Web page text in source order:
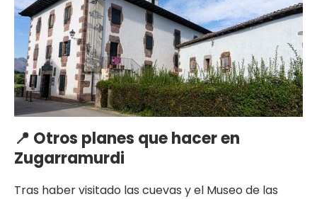
📍 Otros planes que hacer en
Zugarramurdi
Tras haber visitado las cuevas y el Museo de las